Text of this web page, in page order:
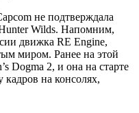
не подтверждала
Wilds. Напомним,
движка RE Engine,
миром. Ранее на этой
Dogma 2, и она на старте
на консолях,